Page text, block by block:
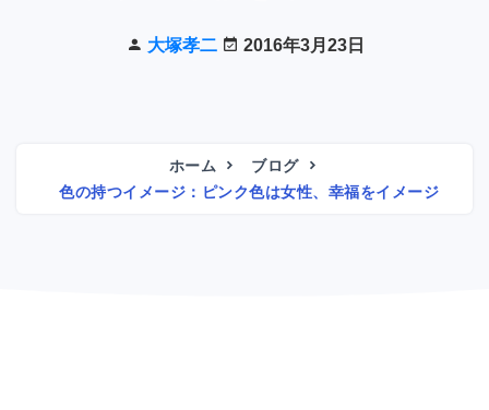
大塚孝二 2016年3月23日
ホーム
ブログ
色の持つイメージ：ピンク色は女性、幸福をイメージ